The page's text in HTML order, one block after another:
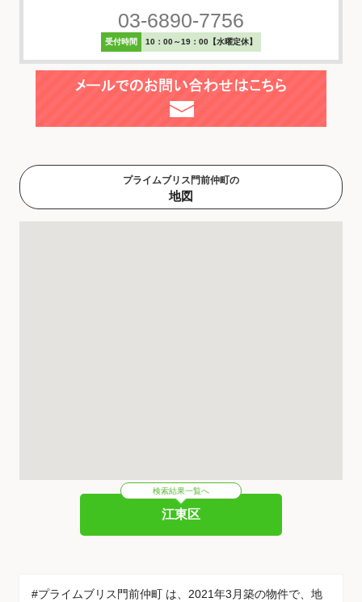
03-6890-7756
受付時間 10：00～19：00【水曜定休】
プライムブリス門前仲町の
地図
検索結果一覧へ
江東区
#プライムブリス門前仲町 は、2021年3月築の物件で、地